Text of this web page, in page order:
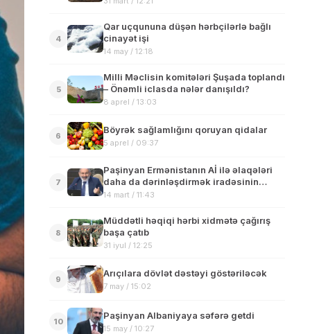
4
Qar uçqununa düşən hərbçilərlə bağlı
cinayət işi
14 may / 12:18
5
Milli Məclisin komitələri Şuşada toplandı
– Önəmli iclasda nələr danışıldı?
8 aprel / 13:03
6
Böyrək sağlamlığını qoruyan qidalar
5 aprel / 09:37
7
Paşinyan Ermənistanın Aİ ilə əlaqələri
daha da dərinləşdirmək iradəsinin
olduğunu bildirib
14 mart / 11:43
8
Müddətli həqiqi hərbi xidmətə çağırış
başa çatıb
31 iyul / 12:25
9
Arıçılara dövlət dəstəyi göstəriləcək
7 may / 15:02
10
Paşinyan Albaniyaya səfərə getdi
15 may / 10:27